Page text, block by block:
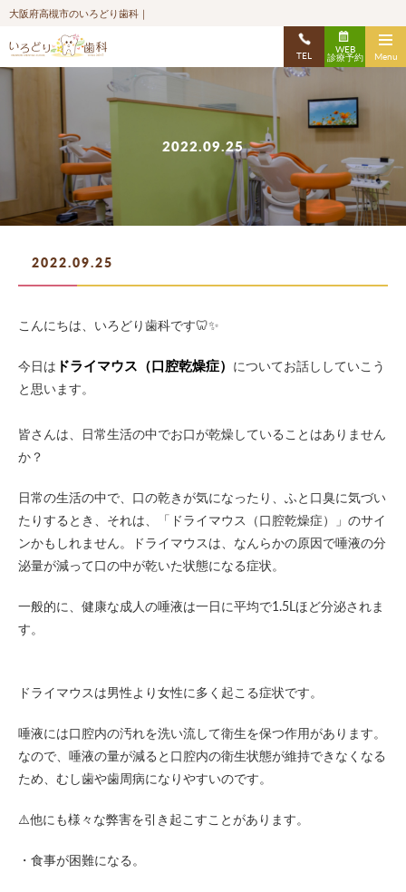
大阪府高槻市のいろどり歯科｜
TEL
WEB
診療予約 Menu
2022.09.25
2022.09.25
こんにちは、いろどり歯科です🦷✨
今日は ドライマウス（口腔乾燥症） についてお話ししていこう
と思います。
皆さんは、日常生活の中でお口が乾燥していることはありません
か？
日常の生活の中で、口の乾きが気になったり、ふと口臭に気づい
たりするとき、それは、「ドライマウス（口腔乾燥症）」のサイ
ンかもしれません。ドライマウスは、なんらかの原因で唾液の分
泌量が減って口の中が乾いた状態になる症状。
一般的に、健康な成人の唾液は一日に平均で1.5Lほど分泌されま
す。
ドライマウスは男性より女性に多く起こる症状です。
唾液には口腔内の汚れを洗い流して衛生を保つ作用があります。
なので、唾液の量が減ると口腔内の衛生状態が維持できなくなる
ため、むし歯や歯周病になりやすいのです。
⚠️他にも様々な弊害を引き起こすことがあります。
・食事が困難になる。